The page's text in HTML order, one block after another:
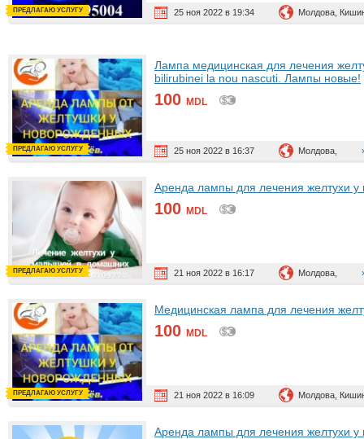
25 ноя 2022 в 19:34 Молдова,
ПРЕДЛАГАЮ УСЛУГУ
Лампа медицинская для лечения
bilirubinei la nou nascuti. Лампы новые!
100 MDL
25 ноя 2022 в 16:37 Молдова,
ПРЕДЛАГАЮ УСЛУГУ
Аренда лампы для лечения желтухи
100 MDL
21 ноя 2022 в 16:17 Молдова,
ПРЕДЛАГАЮ УСЛУГУ
Медицинская лампа для лечения
100 MDL
21 ноя 2022 в 16:09 Молдова,
ПРЕДЛАГАЮ УСЛУГУ
Аренда лампы для лечения желтухи